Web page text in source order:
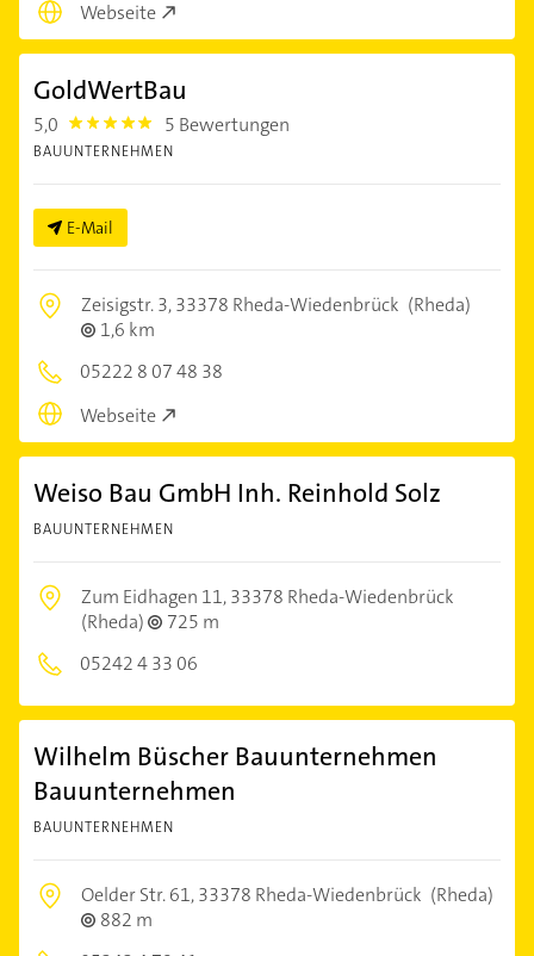
Webseite
GoldWertBau
5,0 5.0 5 Bewertungen
BAUUNTERNEHMEN
E-Mail
Zeisigstr. 3,33378 Rheda-Wiedenbrück (Rheda)
1,6 km
05222 8 07 48 38
Webseite
Weiso Bau GmbH Inh. Reinhold Solz
BAUUNTERNEHMEN
Zum Eidhagen 11,33378 Rheda-Wiedenbrück
(Rheda)
725 m
05242 4 33 06
Wilhelm Büscher Bauunternehmen
Bauunternehmen
BAUUNTERNEHMEN
Oelder Str. 61,33378 Rheda-Wiedenbrück (Rheda)
882 m